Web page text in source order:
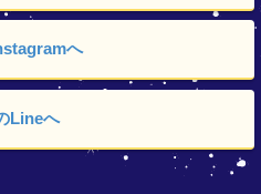
へ
Lineへ